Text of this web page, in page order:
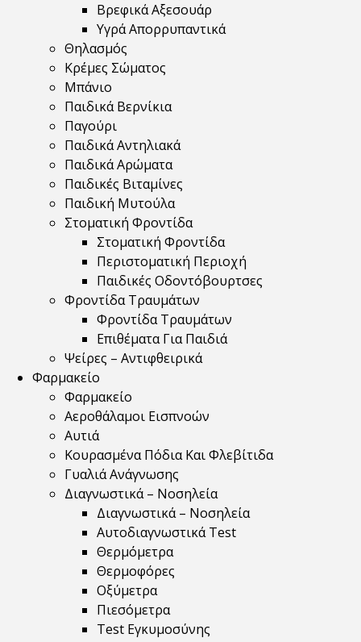
Βρεφικά Αξεσουάρ
Υγρά Απορρυπαντικά
Θηλασμός
Κρέμες Σώματος
Μπάνιο
Παιδικά Βερνίκια
Παγούρι
Παιδικά Αντηλιακά
Παιδικά Αρώματα
Παιδικές Βιταμίνες
Παιδική Μυτούλα
Στοματική Φροντίδα
Στοματική Φροντίδα
Περιστοματική Περιοχή
Παιδικές Οδοντόβουρτσες
Φροντίδα Τραυμάτων
Φροντίδα Τραυμάτων
Επιθέματα Για Παιδιά
Ψείρες – Αντιφθειρικά
Φαρμακείο
Φαρμακείο
Αεροθάλαμοι Εισπνοών
Αυτιά
Κουρασμένα Πόδια Και Φλεβίτιδα
Γυαλιά Ανάγνωσης
Διαγνωστικά – Νοσηλεία
Διαγνωστικά – Νοσηλεία
Αυτοδιαγνωστικά Test
Θερμόμετρα
Θερμοφόρες
Οξύμετρα
Πιεσόμετρα
Test Εγκυμοσύνης